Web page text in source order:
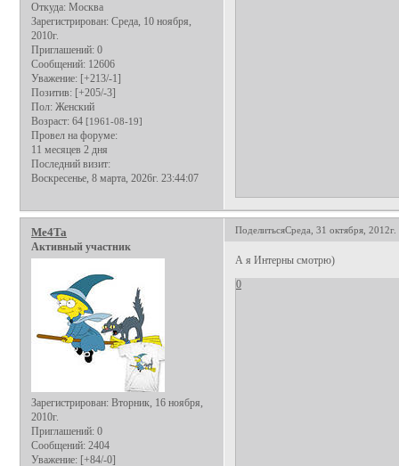
Откуда: Москва
Зарегистрирован: Среда, 10 ноября,
2010г.
Приглашений: 0
Сообщений: 12606
Уважение: [+213/-1]
Позитив: [+205/-3]
Пол: Женский
Возраст: 64 [1961-08-19]
Провел на форуме:
11 месяцев 2 дня
Последний визит:
Воскресенье, 8 марта, 2026г. 23:44:07
ПоделитьсяСреда, 31 октября,
Me4Ta
Активный участник
Зарегистрирован: Вторник, 16 ноября,
2010г.
Приглашений: 0
Сообщений: 2404
Уважение: [+84/-0]
А я Интерны смотрю)
0